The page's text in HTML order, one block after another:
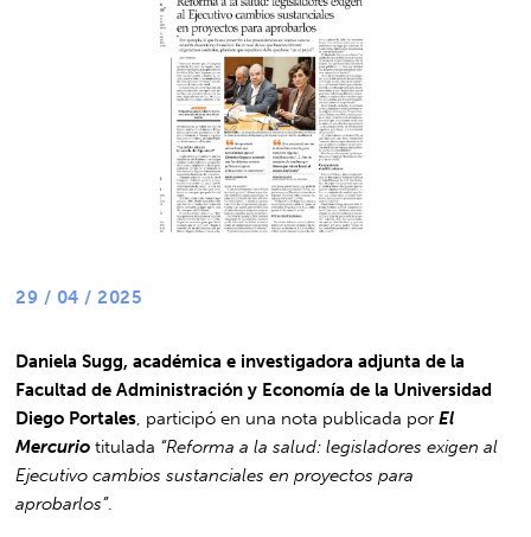
29 / 04 / 2025
Daniela Sugg, académica e investigadora adjunta de la
Facultad de Administración y Economía de la Universidad
Diego Portales , participó en una nota publicada porEl
Mercurio titulada “Reforma a la salud: legisladores exigen al
Ejecutivo cambios sustanciales en proyectos para
aprobarlos”.